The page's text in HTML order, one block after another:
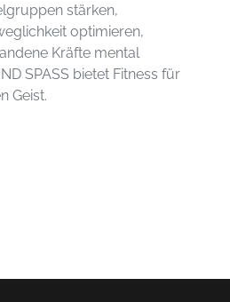
stärken,
optimieren,
Kräfte mental
SPASS bietet Fitness für
Geist.